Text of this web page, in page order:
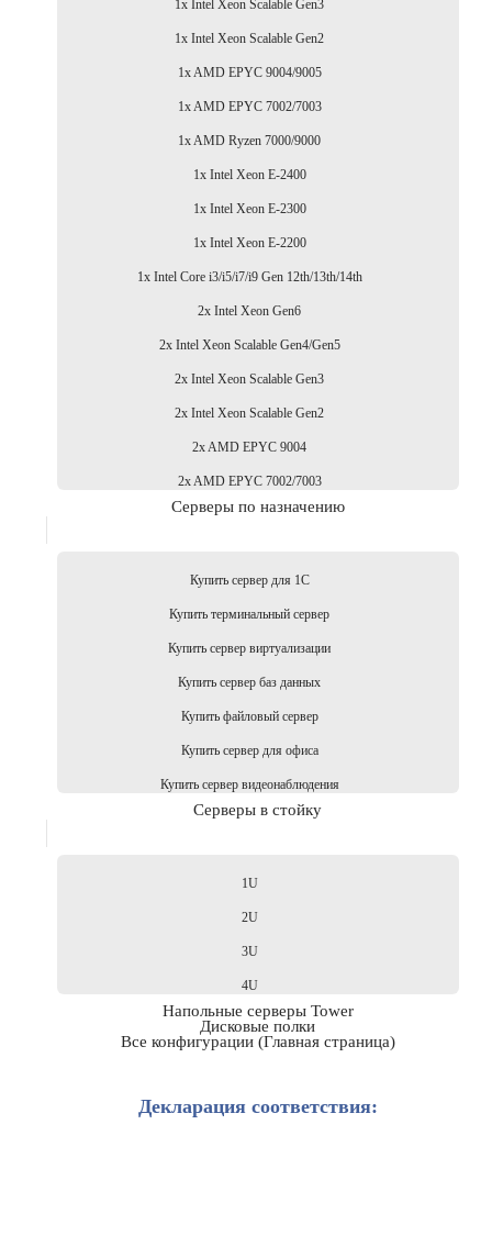
1x Intel Xeon Scalable Gen3
1x Intel Xeon Scalable Gen2
1x AMD EPYC 9004/9005
1x AMD EPYC 7002/7003
1x AMD Ryzen 7000/9000
1x Intel Xeon E-2400
1x Intel Xeon E-2300
1x Intel Xeon E-2200
1x Intel Core i3/i5/i7/i9 Gen 12th/13th/14th
2x Intel Xeon Gen6
2x Intel Xeon Scalable Gen4/Gen5
2x Intel Xeon Scalable Gen3
2x Intel Xeon Scalable Gen2
2x AMD EPYC 9004
2x AMD EPYC 7002/7003
Серверы по назначению
Купить сервер для 1С
Купить терминальный сервер
Купить сервер виртуализации
Купить сервер баз данных
Купить файловый сервер
Купить сервер для офиса
Купить сервер видеонаблюдения
Серверы в стойку
1U
2U
3U
4U
Напольные серверы Tower
Дисковые полки
Все конфигурации (Главная страница)
Декларация соответствия: